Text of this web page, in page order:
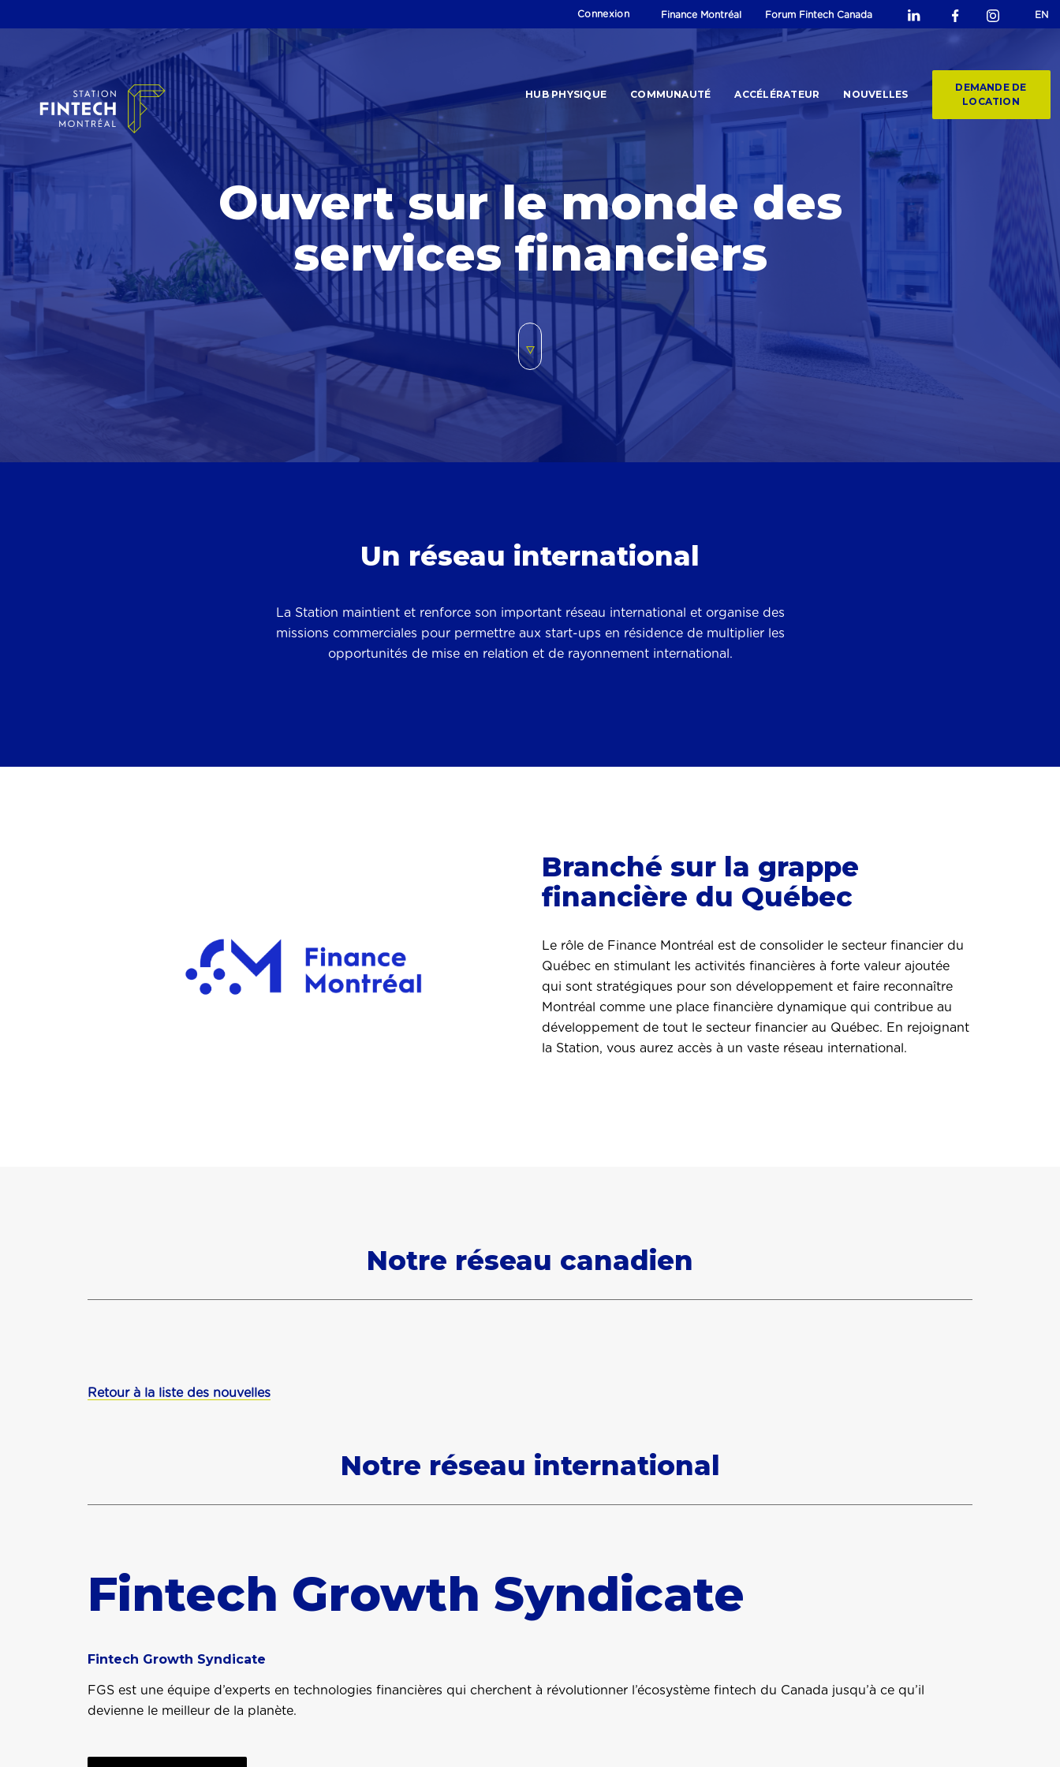
Finance Montréal Forum Fintech Canada
Connexion EN
HUB PHYSIQUE COMMUNAUTÉ ACCÉLÉRATEUR NOUVELLES
DEMANDE DE
LOCATION
Ouvert sur le monde des
services financiers
Un réseau international
La Station maintient et renforce son important réseau international et organise des
missions commerciales pour permettre aux start-ups en résidence de multiplier les
opportunités de mise en relation et de rayonnement international.
Branché sur la grappe
financière du Québec
Le rôle de Finance Montréal est de consolider le secteur financier du
Québec en stimulant les activités financières à forte valeur ajoutée
qui sont stratégiques pour son développement et faire reconnaître
Montréal comme une place financière dynamique qui contribue au
développement de tout le secteur financier au Québec. En rejoignant
la Station, vous aurez accès à un vaste réseau international.
Notre réseau canadien
Retour à la liste des nouvelles
Notre réseau international
Fintech Growth Syndicate
Fintech Growth Syndicate
FGS est une équipe d’experts en technologies financières qui cherchent à révolutionner l’écosystème fintech du Canada jusqu’à ce qu’il
devienne le meilleur de la planète.